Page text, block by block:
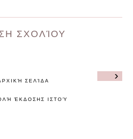
ΣΧΟΛΊΟΥ
›
ΣΕΛΊΔΑ
ΈΚΔΟΣΗΣ ΙΣΤΟΎ